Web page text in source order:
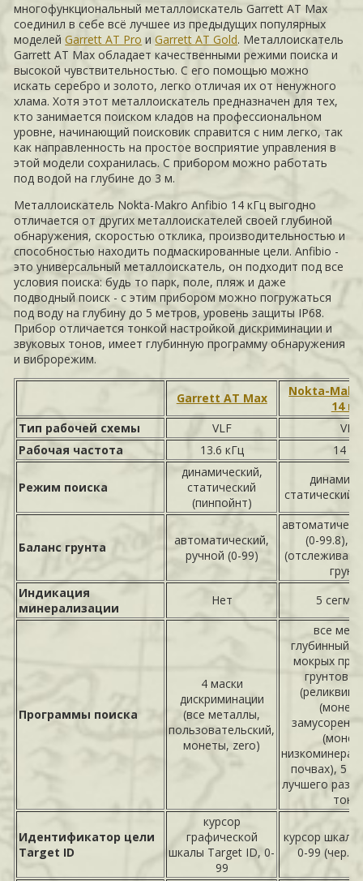
многофункциональный металлоискатель Garrett AT Max
соединил в себе всё лучшее из предыдущих популярных
моделейGarrett AT Pro иGarrett AT Gold. Металлоискатель
Garrett AT Max обладает качественными режими поиска и
высокой чувствительностью. С его помощью можно
искать серебро и золото, легко отличая их от ненужного
хлама. Хотя этот металлоискатель предназначен для тех,
кто занимается поиском кладов на профессиональном
уровне, начинающий поисковик справится с ним легко, так
как направленность на простое восприятие управления в
этой модели сохранилась. С прибором можно работать
под водой на глубине до 3 м.
Металлоискатель Nokta-Makro Anfibio 14 кГц выгодно
отличается от других металлоискателей своей глубиной
обнаружения, скоростью отклика, производительностью и
способностью находить подмаскированные цели. Anfibio -
это универсальный металлоискатель, он подходит под все
условия поиска: будь то парк, поле, пляж и даже
подводный поиск - с этим прибором можно погружаться
под воду на глубину до 5 метров, уровень защиты IP68.
Прибор отличается тонкой настройкой дискриминации и
звуковых тонов, имеет глубинную программу обнаружения
и виброрежим.
Garrett AT Max
Nokta-
14
Тип рабочей схемы
VLF
VLF
Рабочая частота
13.6 кГц 14
Режим поиска
динамический,
статический
(пинпойнт)
статический
Баланс грунта
автоматический,
ручной (0-99)
(0-99.8),
Индикация
минерализации
Нет 5
Программы поиска
4 маски
дискриминации
(все металлы,
пользовательский,
монеты, zero)
все
глубинный,
мокрых
грунтов),
почвах), 5
лучшего
Идентификатор цели
Target ID
курсор
графической
шкалы Target ID, 0-
99
курсор
0-99